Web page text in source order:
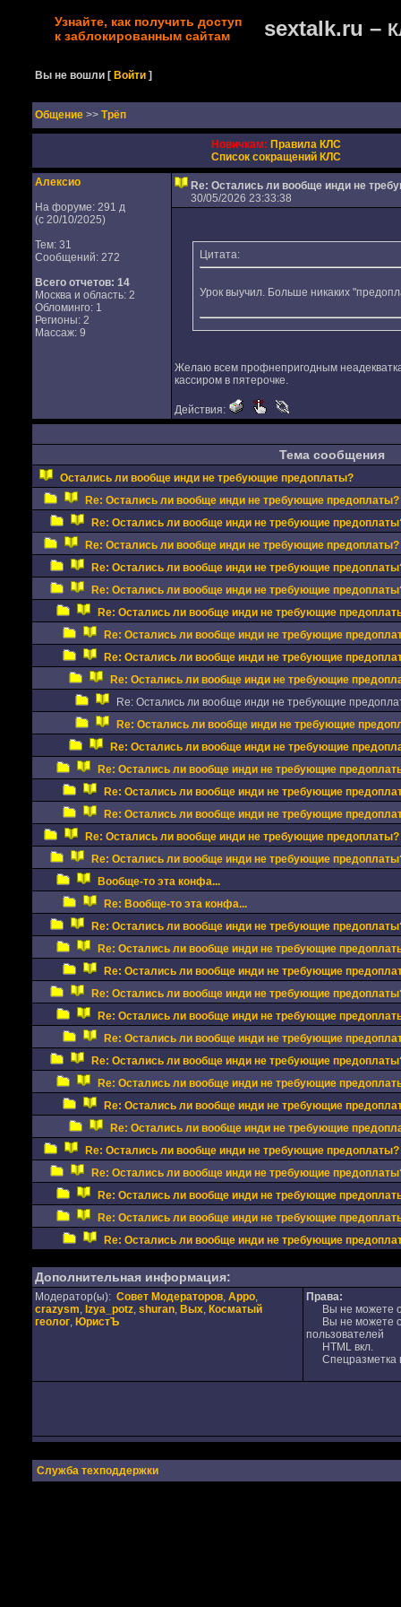
Узнайте, как получить доступ
к заблокированным сайтам
sextalk.ru –
Вы не вошли [Войти ]
Oбщение >> Трёп
Новичкам: Правила КЛС
Список сокращений КЛС
Алексио
На форуме: 291 д
(с 20/10/2025)
Тем: 31
Сообщений: 272
Всего отчетов: 14
Москва и область: 2
Обломинго: 1
Регионы: 2
Массаж: 9
Re: Остались ли вообще инди не
30/05/2026 23:33:38
Цитата:
Урок выучил. Больше никаких
Желаю всем профнепригодным
кассиром в пятерочке.
Действия:
Тема сообщения
Остались ли вообще инди не требующие предоплаты?
Re: Остались ли вообще инди не требующие предоплаты?
Re: Остались ли вообще инди не требующие
Re: Остались ли вообще инди не требующие предоплаты?
Re: Остались ли вообще инди не требующие
Re: Остались ли вообще инди не требующие
Re: Остались ли вообще инди не требующие
Re: Остались ли вообще инди не требующие
Re: Остались ли вообще инди не требующие
Re: Остались ли вообще инди не требующие
Re: Остались ли вообще инди не требующие
Re: Остались ли вообще инди не требующие
Re: Остались ли вообще инди не требующие
Re: Остались ли вообще инди не требующие
Re: Остались ли вообще инди не требующие
Re: Остались ли вообще инди не требующие
Re: Остались ли вообще инди не требующие предоплаты?
Re: Остались ли вообще инди не требующие
Вообще-то эта конфа...
Re: Вообще-то эта конфа...
Re: Остались ли вообще инди не требующие
Re: Остались ли вообще инди не требующие
Re: Остались ли вообще инди не требующие
Re: Остались ли вообще инди не требующие
Re: Остались ли вообще инди не требующие
Re: Остались ли вообще инди не требующие
Re: Остались ли вообще инди не требующие
Re: Остались ли вообще инди не требующие
Re: Остались ли вообще инди не требующие
Re: Остались ли вообще инди не требующие
Re: Остались ли вообще инди не требующие предоплаты?
Re: Остались ли вообще инди не требующие
Re: Остались ли вообще инди не требующие
Re: Остались ли вообще инди не требующие
Re: Остались ли вообще инди не требующие
Дополнительная информация:
Модератор(ы): Совет Модераторов, Appo,
crazysm, Izya_potz, shuran, Вых, Косматый
геолог, ЮристЪ
Права:
Вы не можете
Вы не можете
пользователей
HTML вкл.
Спецразметка
Служба техподдержки